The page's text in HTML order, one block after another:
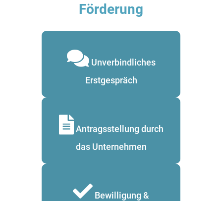
Förderung
Unverbindliches
Erstgespräch
Antragsstellung durch
das Unternehmen
Bewilligung &